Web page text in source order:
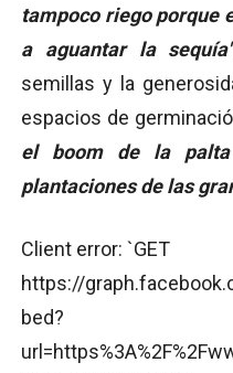
tampoco riego porque
a aguantar la
semillas y la
espacios de
el boom de la
plantaciones de las
Client error: `GET
https://
bed?